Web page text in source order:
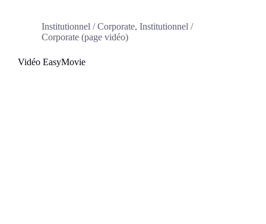
Institutionnel / Corporate, Institutionnel /
Corporate (page vidéo)
Vidéo EasyMovie